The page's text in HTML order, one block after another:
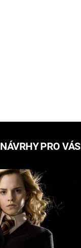
NÁVRHY PRO VÁS